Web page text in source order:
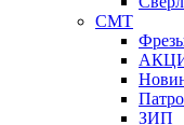
CMT
ЗИП